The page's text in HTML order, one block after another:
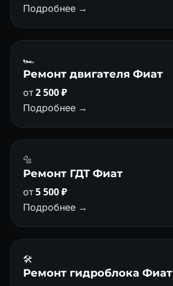
Подробнее →
🏎
Ремонт двигателя Фиат
от2 500 ₽
Подробнее →
🔩
Ремонт ГДТ Фиат
от5 500 ₽
Подробнее →
🛠️
Ремонт гидроблока Фиат